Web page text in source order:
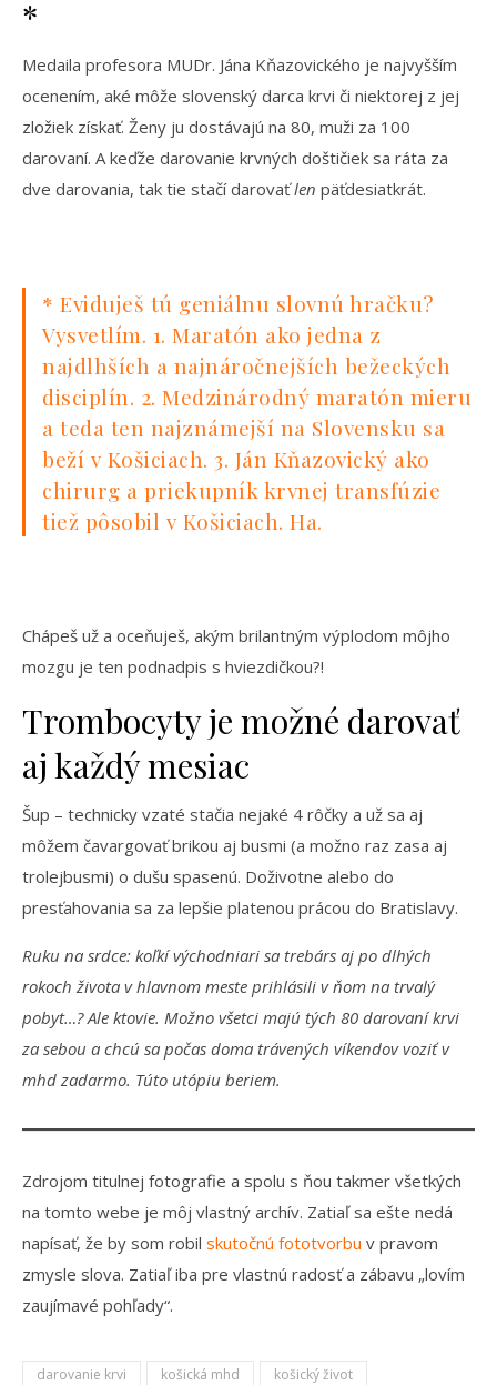
*
Medaila profesora MUDr. Jána Kňazovického je najvyšším
ocenením, aké môže slovenský darca krvi či niektorej z jej
zložiek získať. Ženy ju dostávajú na 80, muži za 100
darovaní. A keďže darovanie krvných doštičiek sa ráta za
dve darovania, tak tie stačí darovaťlen päťdesiatkrát.
* Eviduješ tú geniálnu slovnú hračku?
Vysvetlím. 1. Maratón ako jedna z
najdlhších a najnáročnejších bežeckých
disciplín. 2. Medzinárodný maratón mieru
a teda ten najznámejší na Slovensku sa
beží v Košiciach. 3. Ján Kňazovický ako
chirurg a priekupník krvnej transfúzie
tiež pôsobil v Košiciach. Ha.
Chápeš už a oceňuješ, akým brilantným výplodom môjho
mozgu je ten podnadpis s hviezdičkou?!
Trombocyty je možné darovať
aj každý mesiac
Šup – technicky vzaté stačia nejaké 4 rôčky a už sa aj
môžem čavargovať brikou aj busmi (a možno raz zasa aj
trolejbusmi) o dušu spasenú. Doživotne alebo do
presťahovania sa za lepšie platenou prácou do Bratislavy.
Ruku na srdce: koľkí východniari sa trebárs aj po dlhých
rokoch života v hlavnom meste prihlásili v ňom na trvalý
pobyt…? Ale ktovie. Možno všetci majú tých 80 darovaní krvi
za sebou a chcú sa počas doma trávených víkendov voziť v
mhd zadarmo. Túto utópiu beriem.
Zdrojom titulnej fotografie a spolu s ňou takmer všetkých
na tomto webe je môj vlastný archív. Zatiaľ sa ešte nedá
napísať, že by som robil skutočnú fototvorbu v pravom
zmysle slova. Zatiaľ iba pre vlastnú radosť a zábavu „lovím
zaujímavé pohľady“.
darovanie krvi košická mhd
košický život